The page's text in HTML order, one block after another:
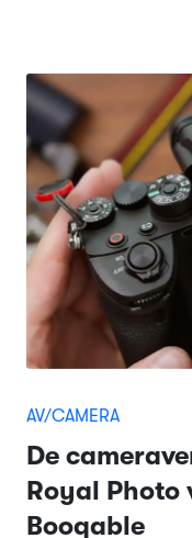
AV/CAMERA
De
Royal Photo
Booqable